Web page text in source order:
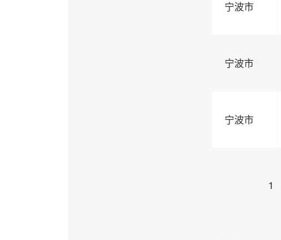
宁波市
宁波市
宁波市
1